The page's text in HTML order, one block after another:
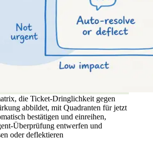
die Ticket-Dringlichkeit gegen
abbildet, mit Quadranten für jetzt
bestätigen und einreihen,
Überprüfung entwerfen und
oder deflektieren